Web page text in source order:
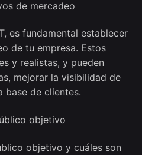
de mercadeo
es fundamental establecer
de tu empresa. Estos
y realistas, y pueden
mejorar la visibilidad de
base de clientes.
objetivo
objetivo y cuáles son